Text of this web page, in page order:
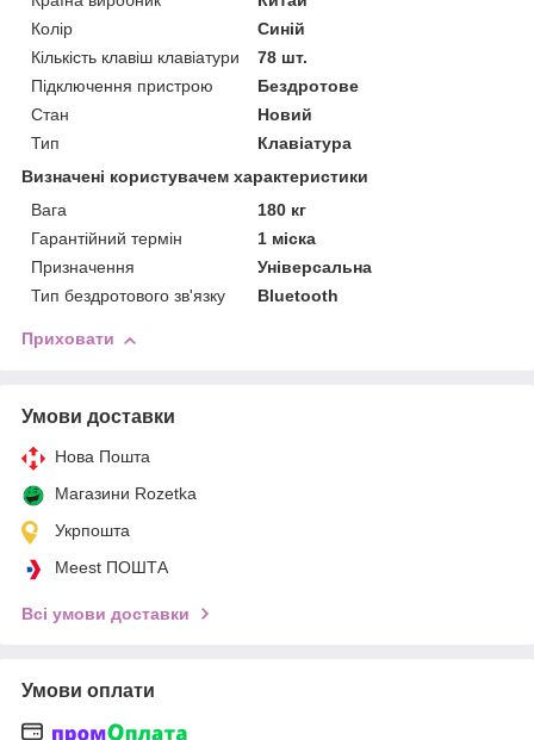
Колір
Синій
Кількість клавіш клавіатури
78 шт.
Підключення пристрою
Бездротове
Стан
Новий
Тип
Клавіатура
Визначені користувачем характеристики
Вага
180 кг
Гарантійний термін
1 міска
Призначення
Універсальна
Тип бездротового зв'язку
Bluetooth
Приховати
Умови доставки
Нова Пошта
Магазини Rozetka
Укрпошта
Meest ПОШТА
Всі умови доставки
Умови оплати